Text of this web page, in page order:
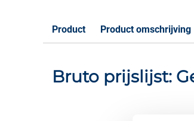
Product Product omschrijving
Bruto prijslijst: